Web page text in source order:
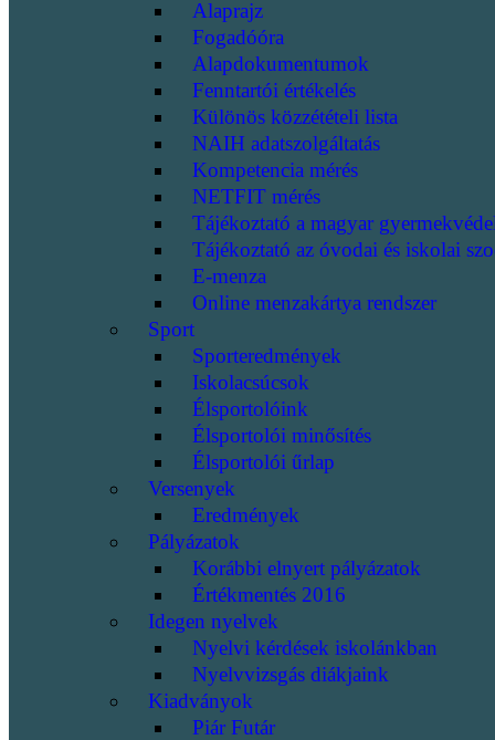
Alaprajz
Fogadóóra
Alapdokumentumok
Fenntartói értékelés
Különös közzétételi lista
NAIH adatszolgáltatás
Kompetencia mérés
NETFIT mérés
Tájékoztató a magyar
Tájékoztató az óvodai és iskolai
E-menza
Online menzakártya rendszer
Sport
Sporteredmények
Iskolacsúcsok
Élsportolóink
Élsportolói minősítés
Élsportolói űrlap
Versenyek
Eredmények
Pályázatok
Korábbi elnyert pályázatok
Értékmentés 2016
Idegen nyelvek
Nyelvi kérdések iskolánkban
Nyelvvizsgás diákjaink
Kiadványok
Piár Futár